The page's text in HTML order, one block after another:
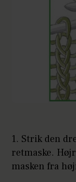
1. Strik den
retmaske.
masken fra